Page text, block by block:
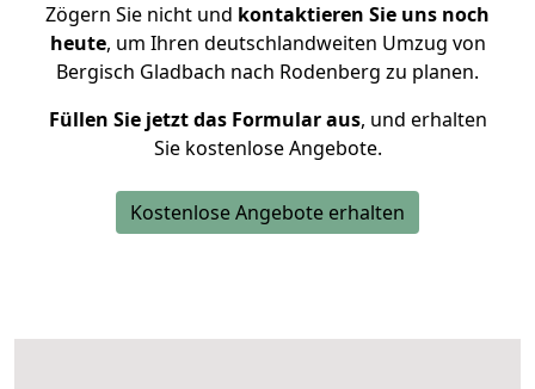
Zögern Sie nicht und kontaktieren Sie uns noch
heute, um Ihren deutschlandweiten Umzug von
Bergisch Gladbach nach Rodenberg zu planen.
Füllen Sie jetzt das Formular aus, und erhalten
Sie kostenlose Angebote.
Kostenlose Angebote erhalten